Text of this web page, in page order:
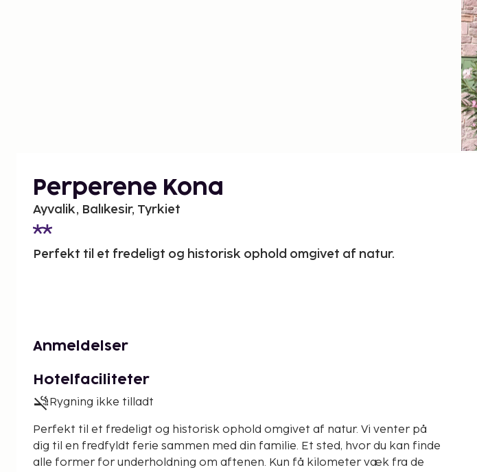
Perperene Kona
Ayvalik, Balıkesir, Tyrkiet
Perfekt til et fredeligt og historisk ophold omgivet af natur.
Anmeldelser
Hotelfaciliteter
Rygning ikke tilladt
Perfekt til et fredeligt og historisk ophold omgivet af natur. Vi venter på
dig til en fredfyldt ferie sammen med din familie. Et sted, hvor du kan finde
alle former for underholdning om aftenen. Kun få kilometer væk fra de